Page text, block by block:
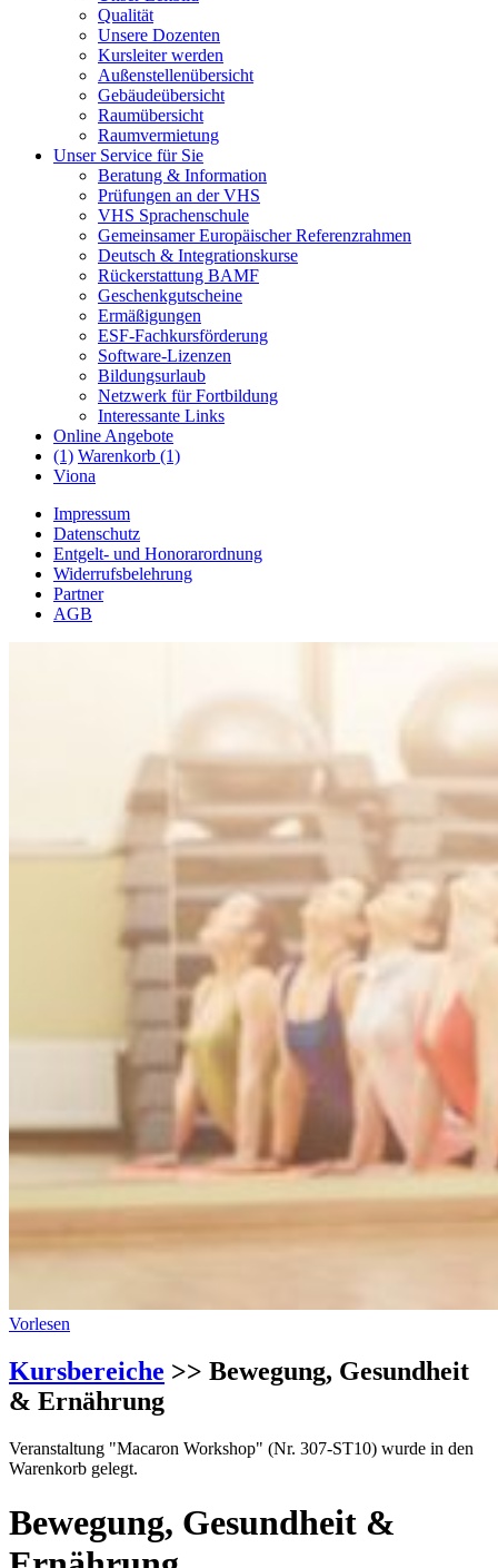
Qualität
Unsere Dozenten
Kursleiter werden
Außenstellenübersicht
Gebäudeübersicht
Raumübersicht
Raumvermietung
Unser Service für Sie
Beratung & Information
Prüfungen an der VHS
VHS Sprachenschule
Gemeinsamer Europäischer Referenzrahmen
Deutsch & Integrationskurse
Rückerstattung BAMF
Geschenkgutscheine
Ermäßigungen
ESF-Fachkursförderung
Software-Lizenzen
Bildungsurlaub
Netzwerk für Fortbildung
Interessante Links
Online Angebote
(1) Warenkorb (1)
Viona
Impressum
Datenschutz
Entgelt- und Honorarordnung
Widerrufsbelehrung
Partner
AGB
Vorlesen
Kursbereiche >> Bewegung, Gesundheit
& Ernährung
Veranstaltung "Macaron Workshop" (Nr. 307-ST10) wurde in den
Warenkorb gelegt.
Bewegung, Gesundheit &